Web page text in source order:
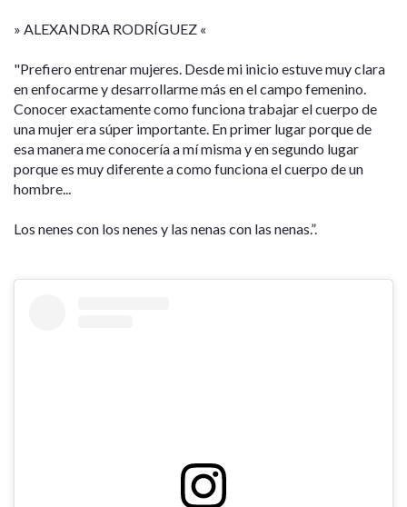
» ALEXANDRA RODRÍGUEZ «
"Prefiero entrenar mujeres. Desde mi inicio estuve muy clara
en enfocarme y desarrollarme más en el campo femenino.
Conocer exactamente como funciona trabajar el cuerpo de
una mujer era súper importante. En primer lugar porque de
esa manera me conocería a mí misma y en segundo lugar
porque es muy diferente a como funciona el cuerpo de un
hombre...
Los nenes con los nenes y las nenas con las nenas.”.